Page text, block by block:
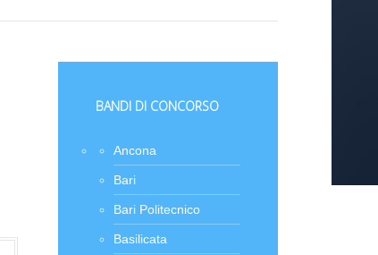
BANDI DI CONCORSO
Ancona
Bari
Bari Politecnico
Basilicata